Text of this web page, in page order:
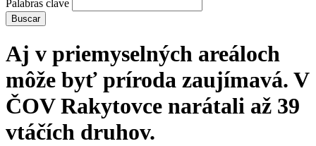
Palabras clave
Buscar
Aj v priemyselných areáloch
môže byť príroda zaujímavá. V
ČOV Rakytovce narátali až 39
vtáčích druhov.